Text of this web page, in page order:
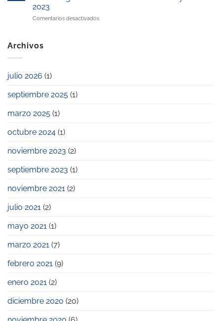
familiar
de
2023
Comentarios desactivadosen
Archivos
julio 2026 (1)
septiembre 2025 (1)
marzo 2025 (1)
octubre 2024 (1)
noviembre 2023 (2)
septiembre 2023 (1)
noviembre 2021 (2)
julio 2021 (2)
mayo 2021 (1)
marzo 2021 (7)
febrero 2021 (9)
enero 2021 (2)
diciembre 2020 (20)